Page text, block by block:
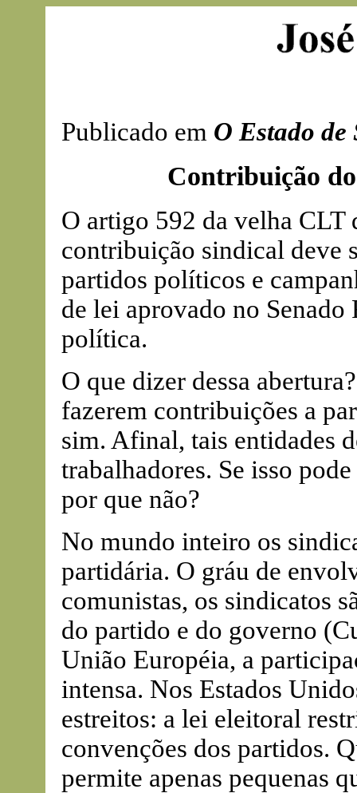
Publicado em O Estado de
Contribuição
O artigo 592 da velha CLT
contribuição sindical deve
partidos políticos e
de lei aprovado no Senado
política.
O que dizer dessa
fazerem contribuições a
sim. Afinal, tais entidades
trabalhadores. Se isso
por que não?
No mundo inteiro os
partidária. O gráu de
comunistas, os sindicatos
do partido e do governo
União Européia, a
intensa. Nos Estados
estreitos: a lei eleitoral
convenções dos partidos.
permite apenas pequenas